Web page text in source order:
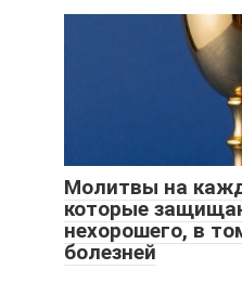
Молитвы на
которые
нехорошего, в
болезней